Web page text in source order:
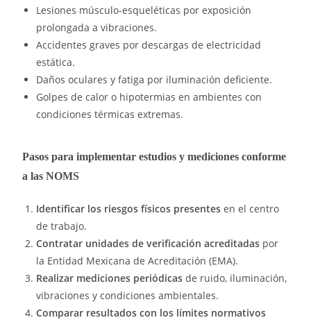
Lesiones músculo-esqueléticas por exposición
prolongada a vibraciones.
Accidentes graves por descargas de electricidad
estática.
Daños oculares y fatiga por iluminación deficiente.
Golpes de calor o hipotermias en ambientes con
condiciones térmicas extremas.
Pasos para implementar estudios y mediciones conforme
a las NOMS
Identificar los riesgos físicos presentes en el centro
de trabajo.
Contratar unidades de verificación acreditadas por
la Entidad Mexicana de Acreditación (EMA).
Realizar mediciones periódicas de ruido, iluminación,
vibraciones y condiciones ambientales.
Comparar resultados con los límites normativos